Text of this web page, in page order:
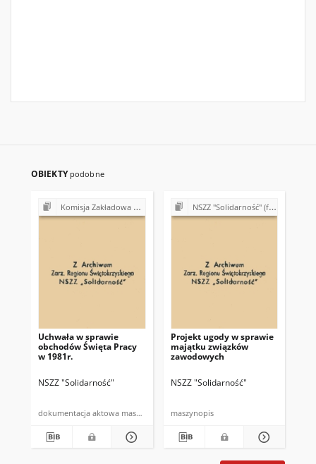
OBIEKTY podobne
Komisja Zakładowa NSZZ "Solidarność" przy Urzędzie Gminy w Bodzentynie
Uchwała w sprawie
obchodów Święta Pracy
w 1981r.
NSZZ "Solidarność"
dokumentacja aktowa maszynopis
NSZZ "Solidarność" (formalno-prawne podstawy działalności)
Projekt ugody w sprawie
majątku związków
zawodowych
NSZZ "Solidarność"
maszynopis